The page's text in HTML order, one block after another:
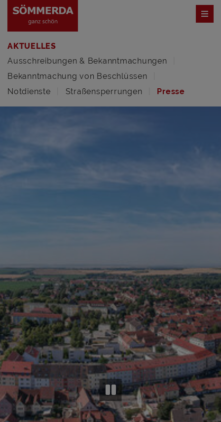
AKTUELLES
Ausschreibungen & Bekanntmachungen
Bekanntmachung von Beschlüssen
Notdienste
Straßensperrungen Presse